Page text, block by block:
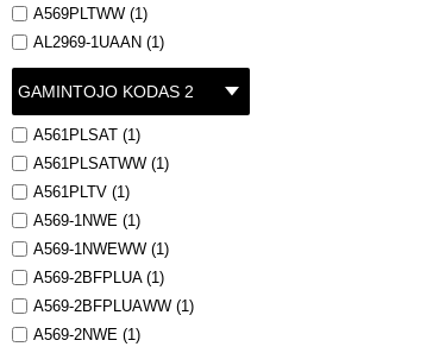
A569PLTWW (1)
AL2969-1UAAN (1)
GAMINTOJO KODAS 2
A561PLSAT (1)
A561PLSATWW (1)
A561PLTV (1)
A569-1NWE (1)
A569-1NWEWW (1)
A569-2BFPLUA (1)
A569-2BFPLUAWW (1)
A569-2NWE (1)